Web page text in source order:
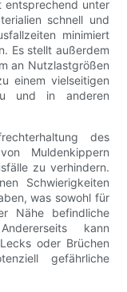
entsprechend unter
schnell und
minimiert
Es stellt außerdem
an Nutzlastgrößen
einem vielseitigen
und in anderen
des
Muldenkippern
zu verhindern.
Schwierigkeiten
was sowohl für
Nähe befindliche
kann
oder Brüchen
gefährliche